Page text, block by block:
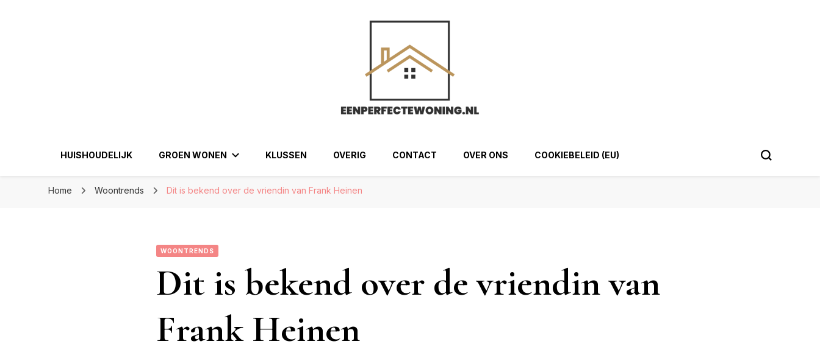
HUISHOUDELIJK GROEN WONEN KLUSSEN OVERIG CONTACT OVER ONS COOKIEBELEID (EU)
Home Woontrends Dit is bekend over de vriendin van Frank Heinen
WOONTRENDS
Dit is bekend over de vriendin van
Frank Heinen